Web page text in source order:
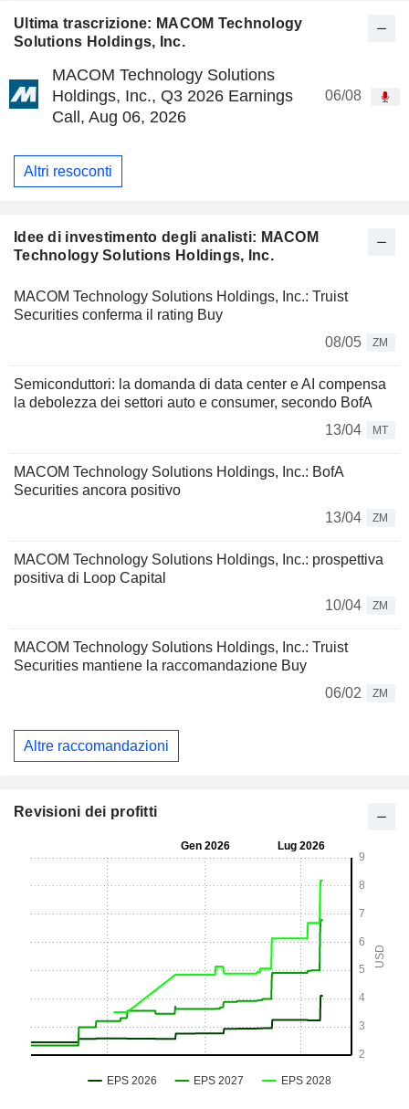
Ultima trascrizione: MACOM Technology
Solutions Holdings, Inc.
MACOM Technology Solutions
Holdings, Inc., Q3 2026 Earnings
Call, Aug 06, 2026
06/08
Altri resoconti
Idee di investimento degli analisti: MACOM
Technology Solutions Holdings, Inc.
MACOM Technology Solutions Holdings, Inc.: Truist
Securities conferma il rating Buy
08/05
ZM
Semiconduttori: la domanda di data center e AI compensa
la debolezza dei settori auto e consumer, secondo BofA
13/04
MT
MACOM Technology Solutions Holdings, Inc.: BofA
Securities ancora positivo
13/04
ZM
MACOM Technology Solutions Holdings, Inc.: prospettiva
positiva di Loop Capital
10/04
ZM
MACOM Technology Solutions Holdings, Inc.: Truist
Securities mantiene la raccomandazione Buy
06/02
ZM
Altre raccomandazioni
Revisioni dei profitti